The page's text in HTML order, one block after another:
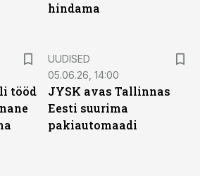
hindama
tööd
UUDISED
05.06.26, 14:00
JYSK avas Tallinnas
Eesti suurima
pakiautomaadi